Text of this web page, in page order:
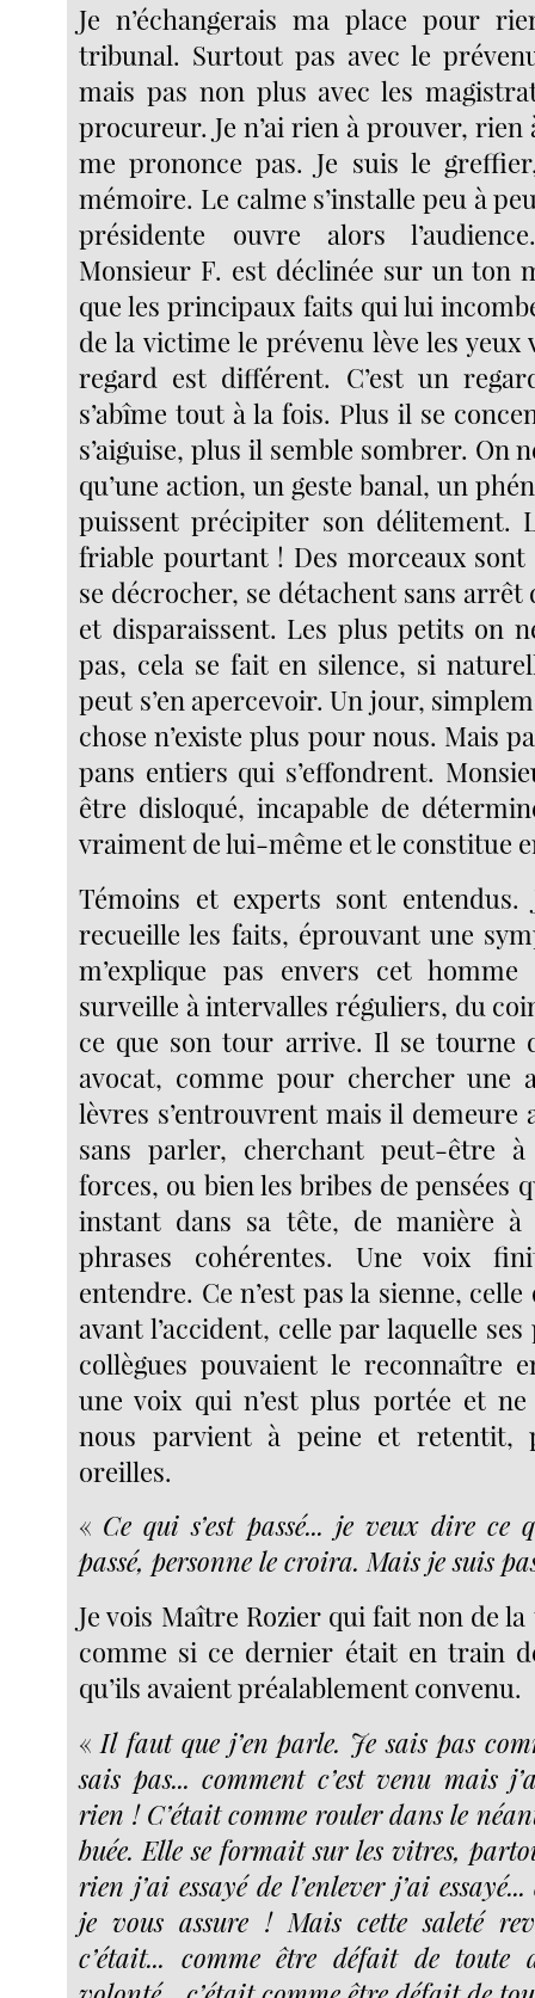
Je n’échangerais ma place pour
tribunal. Surtout pas avec le
mais pas non plus avec les
procureur. Je n’ai rien à prouver, rien
me prononce pas. Je suis le
mémoire. Le calme s’installe peu à
présidente ouvre alors
Monsieur F. est déclinée sur un ton
que les principaux faits qui lui
de la victime le prévenu lève les yeux
regard est différent. C’est un
s’abîme tout à la fois. Plus il se
s’aiguise, plus il semble sombrer. On
qu’une action, un geste banal, un
puissent précipiter son délitement.
friable pourtant ! Des morceaux
se décrocher, se détachent sans
et disparaissent. Les plus petits on
pas, cela se fait en silence, si
peut s’en apercevoir. Un jour,
chose n’existe plus pour nous. Mais
pans entiers qui s’effondrent.
être disloqué, incapable de
vraiment de lui-même et le constitue
Témoins et experts sont entendus.
recueille les faits, éprouvant une
m’explique pas envers cet
surveille à intervalles réguliers, du
ce que son tour arrive. Il se tourne
avocat, comme pour chercher une
lèvres s’entrouvrent mais il demeure
sans parler, cherchant peut-être à
forces, ou bien les bribes de pensées
instant dans sa tête, de manière
phrases cohérentes. Une voix
entendre. Ce n’est pas la sienne,
avant l’accident, celle par laquelle
collègues pouvaient le reconnaître
une voix qui n’est plus portée et
nous parvient à peine et retentit,
oreilles.
« Ce qui s’est passé... je veux dire ce
passé, personne le croira. Mais je suis
Je vois Maître Rozier qui fait non de
comme si ce dernier était en train
qu’ils avaient préalablement convenu.
« Il faut que j’en parle. Je sais pas
sais pas... comment c’est venu mais
rien ! C’était comme rouler dans le
buée. Elle se formait sur les vitres,
rien j’ai essayé de l’enlever j’ai
je vous assure ! Mais cette saleté
c’était... comme être défait de toute